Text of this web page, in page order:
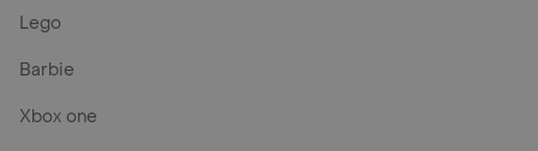
Lego
Barbie
Xbox one